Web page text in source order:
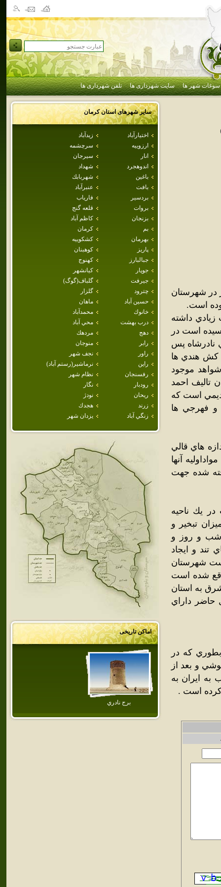
سوغات شهر ها سایت شهرداری ها تلفن شهرداری ها
سایر شهرهای استانكرمان
اختيارآباد
زيدآباد
ارزوييه
سرچشمه
انار
سيرجان
اندوهجرد
شهداد
باغين
شهربابك
بافت
عنبرآباد
بردسير
فارياب
بروات
قلعه گنج
بزنجان
كاظم آباد
بم
كرمان
بهرمان
كشكوييه
پاريز
كوهبنان
جبالبارز
كهنوج
جوپار
كيانشهر
جيرفت
گلباف(گوگ)
چترود
گلزار
حسين آباد
ماهان
خانوك
محمدآباد
درب بهشت
محي آباد
دهج
مردهك
رابر
منوجان
راور
نجف شهر
راين
نرماشير(رستم آباد)
رفسنجان
نظام شهر
رودبار
نگار
ريحان
نودژ
زرند
هجدك
زنگي آباد
يزدان شهر
اماکن تاریخی
برج نادري
در شهرستان
داشته
است در
نادرشاه پس
كش هندي ها
موجود
تاليف احمد
قديمي است كه
و فهرجي ها
هاي قالي
كه مواداوليه آنها
شده جهت
يك ناحيه
تبخير و
شب و روز و
تند و ايجاد
شهرستان
شده است
از شرق به استان
حاضر داراي
كه در
و بعد از
به ايران به
كرده است .